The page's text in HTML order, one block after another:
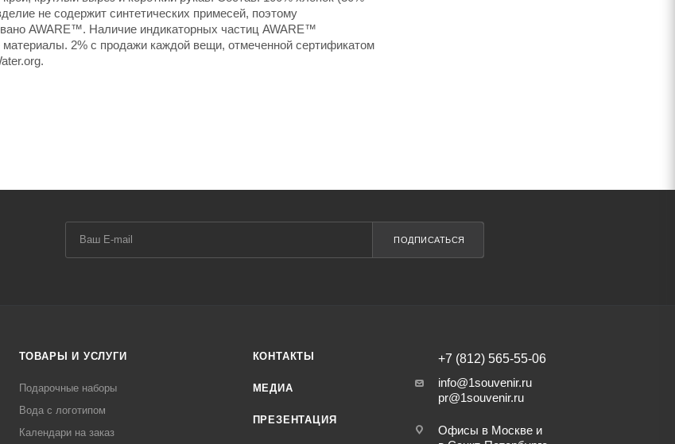
не содержит синтетических примесей, поэтому
AWARE™. Наличие индикаторных частиц AWARE™
2% с продажи каждой вещи, отмеченной сертификатом
ПОДПИСАТЬСЯ
ТОВАРЫ И УСЛУГИ
Подарочные наборы
Вода с логотипом
Календари на заказ
КОНТАКТЫ
МЕДИА
ПРЕЗЕНТАЦИЯ
+7 (812) 565-55-06
info@1souvenir.ru
pr@1souvenir.ru
Офисы в Москве и